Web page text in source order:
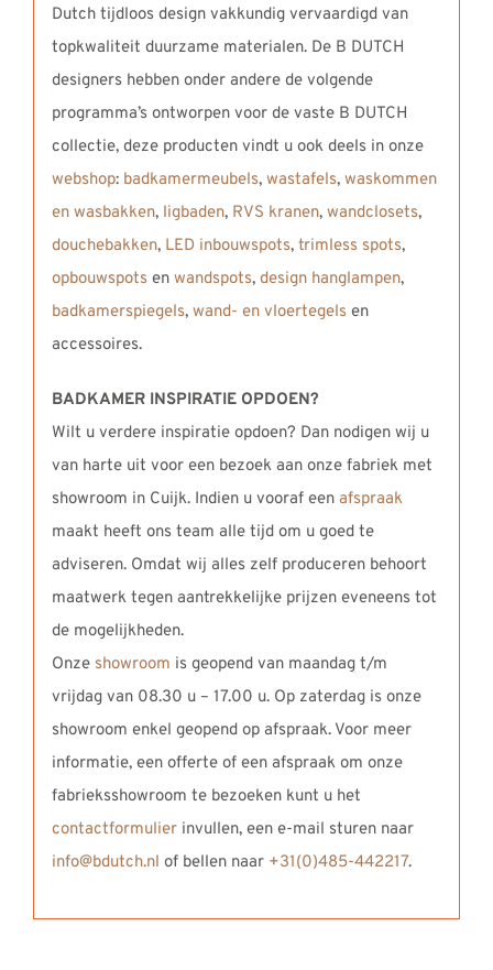
Dutch tijdloos design vakkundig vervaardigd van
topkwaliteit duurzame materialen. De B DUTCH
designers hebben onder andere de volgende
programma’s ontworpen voor de vaste B DUTCH
collectie, deze producten vindt u ook deels in onze
webshop: badkamermeubels, wastafels, waskommen
en wasbakken, ligbaden, RVS kranen, wandclosets,
douchebakken, LED inbouwspots, trimless spots,
opbouwspots en wandspots, design hanglampen,
badkamerspiegels, wand- en vloertegels en
accessoires.
BADKAMER INSPIRATIE OPDOEN?
Wilt u verdere inspiratie opdoen? Dan nodigen wij u
van harte uit voor een bezoek aan onze fabriek met
showroom in Cuijk. Indien u vooraf een afspraak
maakt heeft ons team alle tijd om u goed te
adviseren. Omdat wij alles zelf produceren behoort
maatwerk tegen aantrekkelijke prijzen eveneens tot
de mogelijkheden.
Onze showroom is geopend van maandag t/m
vrijdag van 08.30 u – 17.00 u. Op zaterdag is onze
showroom enkel geopend op afspraak. Voor meer
informatie, een offerte of een afspraak om onze
fabrieksshowroom te bezoeken kunt u het
contactformulierinvullen, een e-mail sturen naar
info@bdutch.nl of bellen naar +31(0)485-442217.